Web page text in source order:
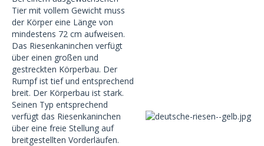
Tier mit vollem Gewicht muss
der Körper eine Länge von
mindestens 72 cm aufweisen.
Das Riesenkaninchen verfügt
über einen großen und
gestreckten Körperbau. Der
Rumpf ist tief und entsprechend
breit. Der Körperbau ist stark.
Seinen Typ entsprechend
verfügt das Riesenkaninchen
über eine freie Stellung auf
breitgestellten Vorderläufen.